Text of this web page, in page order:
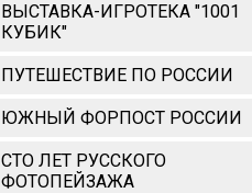
ВЫСТАВКА-ИГРОТЕКА "1001
КУБИК"
ПУТЕШЕСТВИЕ ПО РОССИИ
ЮЖНЫЙ ФОРПОСТ РОССИИ
СТО ЛЕТ РУССКОГО
ФОТОПЕЙЗАЖА